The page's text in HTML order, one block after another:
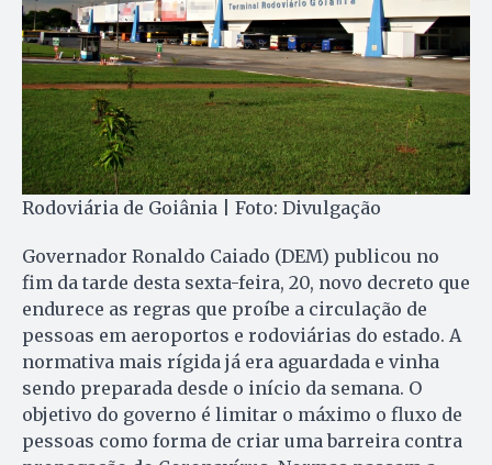
Rodoviária de Goiânia | Foto: Divulgação
Governador Ronaldo Caiado (DEM) publicou no
fim da tarde desta sexta-feira, 20, novo decreto que
endurece as regras que proíbe a circulação de
pessoas em aeroportos e rodoviárias do estado. A
normativa mais rígida já era aguardada e vinha
sendo preparada desde o início da semana. O
objetivo do governo é limitar o máximo o fluxo de
pessoas como forma de criar uma barreira contra